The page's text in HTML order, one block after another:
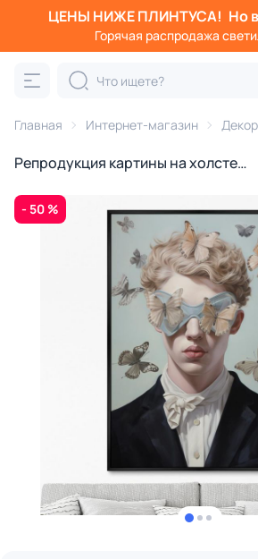
ЦЕНЫ НИЖЕ ПЛИНТУСА! Но
Горячая распродажа
Главная Интернет-магазин Декор
Репродукция картины на холсте
- 50 %